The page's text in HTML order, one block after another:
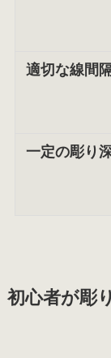
適切な線間
一定の彫り
初心者が彫